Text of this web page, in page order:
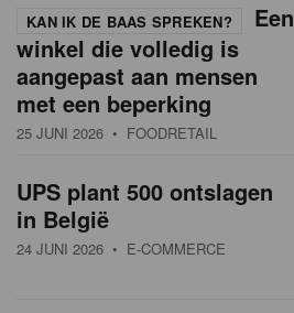
KAN IK DE BAAS SPREKEN?
Een
winkel die volledig is
aangepast aan mensen
met een beperking
25 JUNI 2026 • FOODRETAIL
UPS plant 500 ontslagen
in België
24 JUNI 2026 • E-COMMERCE